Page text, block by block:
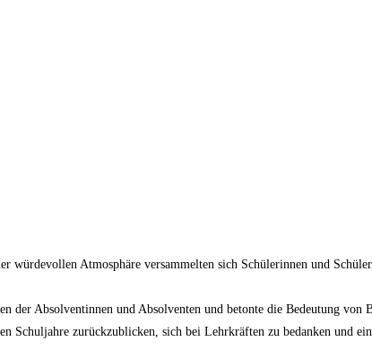
Atmosphäre versammelten sich Schülerinnen und
Absolventinnen und Absolventen und betonte die Bedeutung von
Schuljahre zurückzublicken, sich bei Lehrkräften zu bedanken und